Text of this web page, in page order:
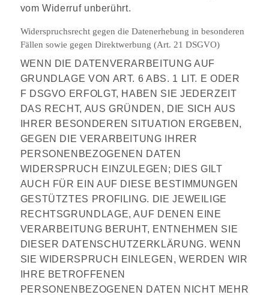
vom Widerruf unberührt.
Widerspruchsrecht gegen die Datenerhebung in besonderen
Fällen sowie gegen Direktwerbung (Art. 21 DSGVO)
WENN DIE DATENVERARBEITUNG AUF
GRUNDLAGE VON ART. 6 ABS. 1 LIT. E ODER
F DSGVO ERFOLGT, HABEN SIE JEDERZEIT
DAS RECHT, AUS GRÜNDEN, DIE SICH AUS
IHRER BESONDEREN SITUATION ERGEBEN,
GEGEN DIE VERARBEITUNG IHRER
PERSONENBEZOGENEN DATEN
WIDERSPRUCH EINZULEGEN; DIES GILT
AUCH FÜR EIN AUF DIESE BESTIMMUNGEN
GESTÜTZTES PROFILING. DIE JEWEILIGE
RECHTSGRUNDLAGE, AUF DENEN EINE
VERARBEITUNG BERUHT, ENTNEHMEN SIE
DIESER DATENSCHUTZERKLÄRUNG. WENN
SIE WIDERSPRUCH EINLEGEN, WERDEN WIR
IHRE BETROFFENEN
PERSONENBEZOGENEN DATEN NICHT MEHR